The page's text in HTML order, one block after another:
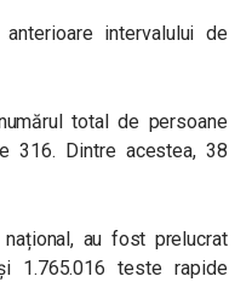
intervalului de
total de persoane
316. Dintre acestea, 38
au fost prelucrat
1.765.016 teste rapide